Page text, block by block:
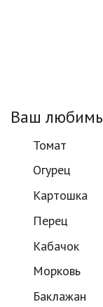
Ваш
Томат
Огурец
Картошка
Перец
Кабачок
Морковь
Баклажан